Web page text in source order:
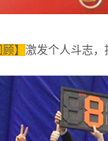
】 激发个人斗志